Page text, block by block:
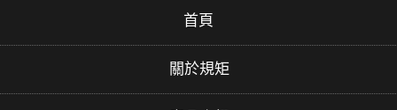
首頁
關於規矩